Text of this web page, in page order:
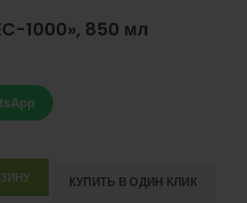
1000», 850 мл
КУПИТЬ В ОДИН КЛИК